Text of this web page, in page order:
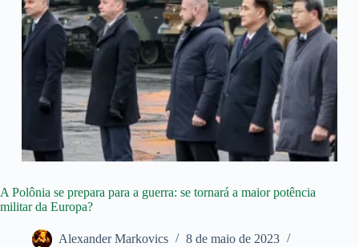
A Polônia se prepara para a guerra: se tornará a maior potência
militar da Europa?
Alexander Markovics
8 de maio de 2023